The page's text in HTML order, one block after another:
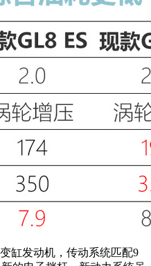
缸发动机，传动系统匹配9